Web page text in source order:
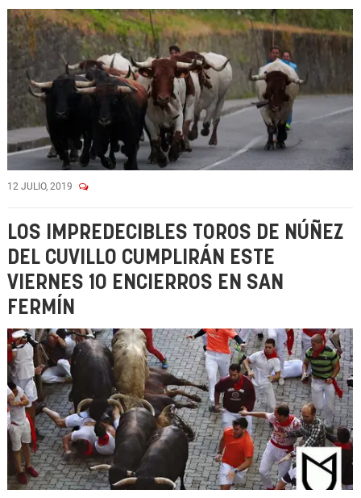
12 JULIO, 2019
LOS IMPREDECIBLES TOROS DE NÚÑEZ
DEL CUVILLO CUMPLIRÁN ESTE
VIERNES 10 ENCIERROS EN SAN
FERMÍN